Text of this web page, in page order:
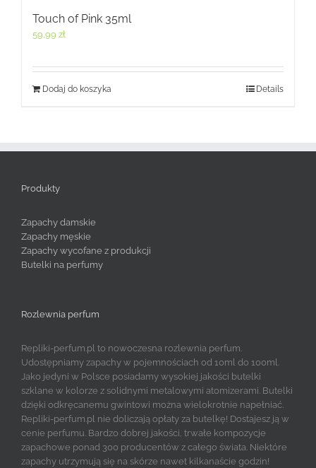
Touch of Pink 35ml
59,99 zł
Dodaj do koszyka Details
Produkty
Zapachy damskie
Zapachy męskie
Zapachy wycofane z produkcji
Butelki na perfumy
Rozlewnia perfum
Repliki-perfum.pl to nowoczesna rozlewnia perfum.
Udostępniamy zapachy w pojemnościach od 10ml do 100ml.
Jako jedyni w Polsce posiadamy wysokiej jakości butelki
szklane w kolorze z solidnymi metalowymi atomizerami. Butelki
dzięki odkręcanemu gwintowi można wielokrotnie napełniać.
Repliki-perfum.pl nie doliczają opłaty za butelkę! Dostajesz ją w
cenie perfumu. Bardzo dobrej jakości, trwałe kompozycje
zapachowe ponad 300 producentów z całego świata. Niektóre
zapachy utrzymują się na skórze nawet kilkanaście godzin!